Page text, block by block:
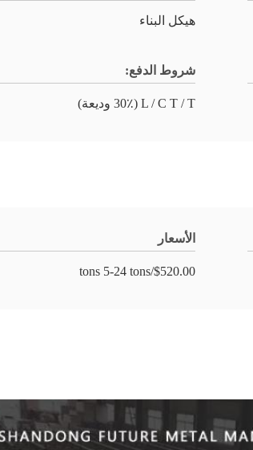
هيكل البناء
شروط الدفع:
L / C T / T (30٪ وديعة)
الأسعار
$520.00/tons 5-24 tons